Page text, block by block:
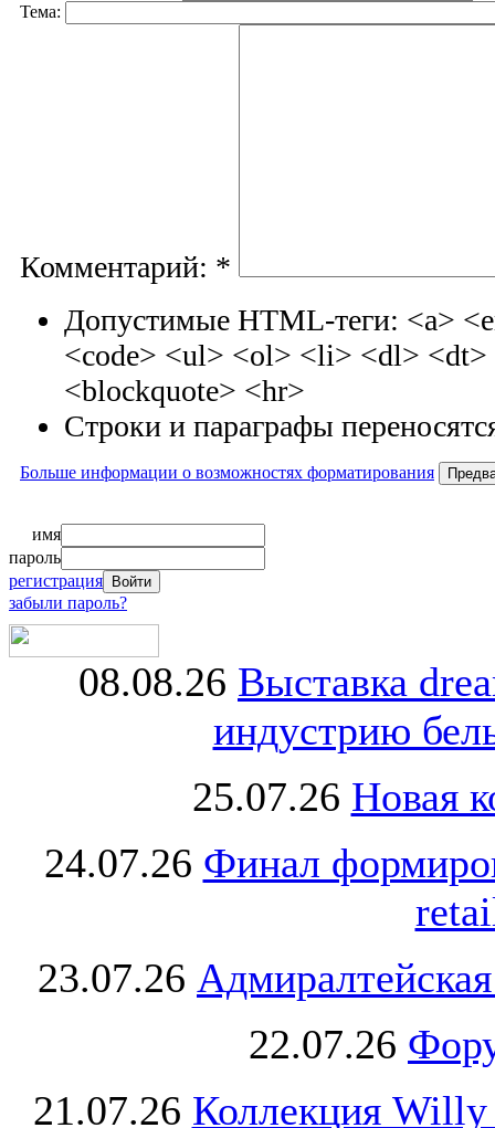
Тема:
Комментарий: *
Допустимые HTML-теги: <a>
<code> <ul> <ol> <li> <dl> <dt>
<blockquote> <hr>
Строки и параграфы
Больше информации о возможностях форматирования
имя
пароль
регистрация
забыли пароль?
08.08.26 Выставка
индустрию
25.07.26 Новая
24.07.26 Финал
23.07.26
22.07.26
21.07.26 Коллекция Willy